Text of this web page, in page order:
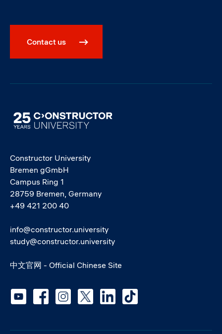
Contact us
Image
Constructor University
Bremen gGmbH
Campus Ring 1
28759 Bremen, Germany
+49 421 200 40
info@constructor.university
study@constructor.university
中文官网 - Official Chinese Site
Social media